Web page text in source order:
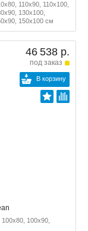
110x90, 110x100,
130x100,
150x100 см
46 538 р.
под заказ
В корзину
100x90,